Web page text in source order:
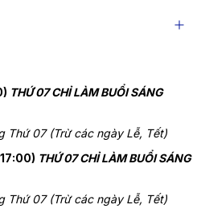
THỨ 07 CHỈ LÀM BUỔI SÁNG
Thứ 07 (Trừ các ngày Lễ, Tết)
THỨ 07 CHỈ LÀM BUỔI SÁNG
Thứ 07 (Trừ các ngày Lễ, Tết)